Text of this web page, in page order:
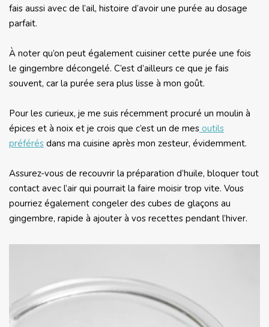
fais aussi avec de l’ail, histoire d’avoir une purée au dosage
parfait.
À noter qu’on peut également cuisiner cette purée une fois
le gingembre décongelé. C’est d’ailleurs ce que je fais
souvent, car la purée sera plus lisse à mon goût.
Pour les curieux, je me suis récemment procuré un moulin à
épices et à noix et je crois que c’est un de mes outils
préférés dans ma cuisine après mon zesteur, évidemment.
Assurez-vous de recouvrir la préparation d’huile, bloquer tout
contact avec l’air qui pourrait la faire moisir trop vite. Vous
pourriez également congeler des cubes de glaçons au
gingembre, rapide à ajouter à vos recettes pendant l’hiver.